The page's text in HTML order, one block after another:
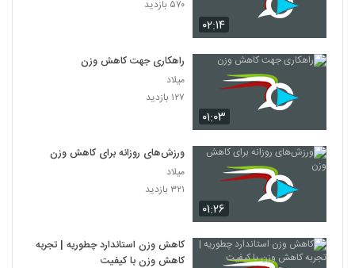
۰۲:۱۴
۵۷۰ بازدید
۰۱:۰۳
راهکاری جهت کاهش وزن
میلاد
۱۲۷ بازدید
۰۱:۲۶
ورزش‌های روزانه برای کاهش وزن
میلاد
۳۲۱ بازدید
کاهش وزن استاندارد چطوریه | تجربه
کاهش وزن با کیفیت